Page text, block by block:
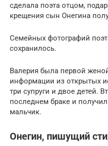
сделала поэта отцом,
крещения сын Онегина
Семейных фотографий
сохранилось.
Валерия была первой
информации из открытых
три супруги и двое детей.
последнем браке и
мальчик.
Онегин, пишущий